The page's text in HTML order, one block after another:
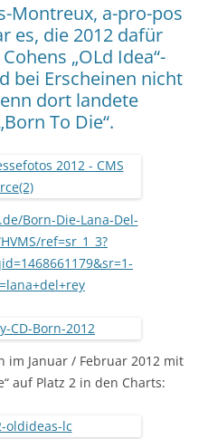
Montreux, a-pro-pos
es, die 2012 dafür
„OLd Idea“-
bei Erscheinen nicht
dort landete
To Die“.
Born-Die-Lana-Del-
ref=sr_1_3?
im Januar / Februar 2012 mit
auf Platz 2 in den Charts: